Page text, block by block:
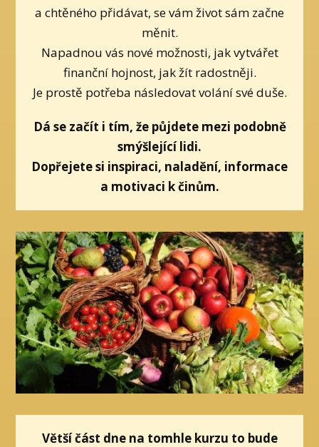
a chtěného přidávat, se vám život sám začne
měnit.
Napadnou vás nové možnosti, jak vytvářet
finanční hojnost, jak žít radostněji.
Je prostě potřeba následovat volání své duše.
Dá se začít i tím, že půjdete mezi podobně
smýšlející lidi.
Dopřejete si inspiraci, naladění, informace
a motivaci k činům.
Větší část dne na tomhle kurzu to bude